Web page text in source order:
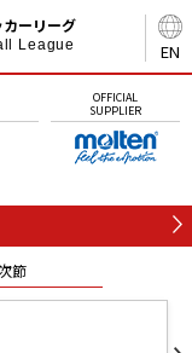
EN
ーリーグ
League
OFFICIAL
SUPPLIER
節